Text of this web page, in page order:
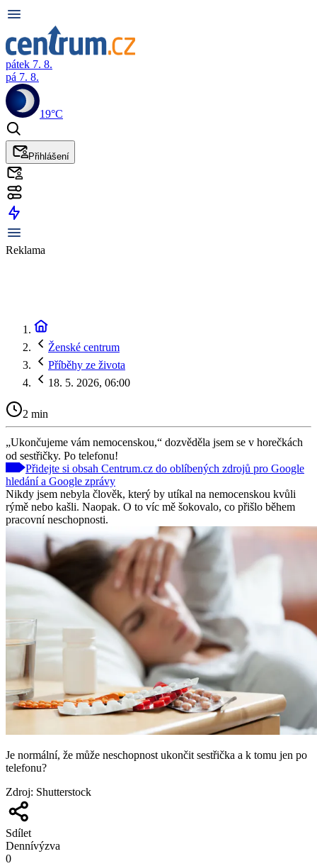
pátek 7. 8.
pá 7. 8.
19°C
Přihlášení
Reklama
Ženské centrum
Příběhy ze života
18. 5. 2026, 06:00
2 min
„Ukončujeme vám nemocenskou,“ dozvěděla jsem se v horečkách
od sestřičky. Po telefonu!
Přidejte si obsah Centrum.cz do oblíbených zdrojů pro Google
hledání a Google zprávy
Nikdy jsem nebyla člověk, který by utíkal na nemocenskou kvůli
rýmě nebo kašli. Naopak. O to víc mě šokovalo, co přišlo během
pracovní neschopnosti.
Je normální, že může neschopnost ukončit sestřička a k tomu jen po
telefonu?
Zdroj: Shutterstock
Sdílet
Dennívýzva
0